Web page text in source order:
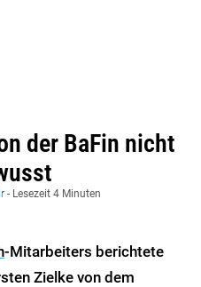
der BaFin nicht
- Lesezeit 4 Minuten
-Mitarbeiters berichtete
Zielke von dem